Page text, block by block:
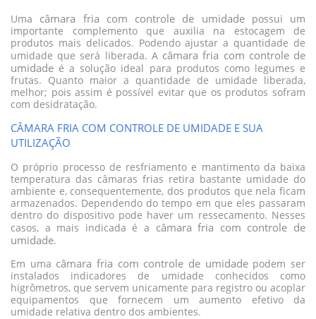
Uma câmara fria com controle de umidadepossui um
importante complemento que auxilia na estocagem de
produtos mais delicados. Podendo ajustar a quantidade de
umidade que será liberada. A câmara fria com controle de
umidade é a solução ideal para produtos como legumes e
frutas. Quanto maior a quantidade de umidade liberada,
melhor; pois assim é possível evitar que os produtos sofram
com desidratação.
CÂMARA FRIA COM CONTROLE DE UMIDADE E SUA
UTILIZAÇÃO
O próprio processo de resfriamento e mantimento da baixa
temperatura das câmaras frias retira bastante umidade do
ambiente e, consequentemente, dos produtos que nela ficam
armazenados. Dependendo do tempo em que eles passaram
dentro do dispositivo pode haver um ressecamento. Nesses
casos, a mais indicada é a câmara fria com controle de
umidade.
Em uma câmara fria com controle de umidadepodem ser
instalados indicadores de umidade conhecidos como
higrômetros, que servem unicamente para registro ou acoplar
equipamentos que fornecem um aumento efetivo da
umidade relativa dentro dos ambientes.